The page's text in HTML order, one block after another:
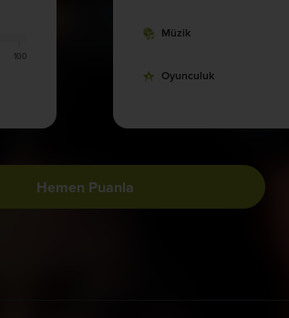
100
Müzik
Oyunculuk
Hemen Puanla